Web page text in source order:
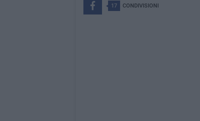
17 CONDIVISIONI